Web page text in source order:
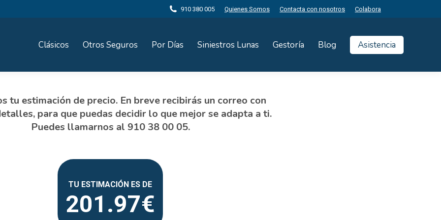
910 380 005 Quienes Somos Contacta con nosotros Colabora
Clásicos Otros Seguros Por Días Siniestros Lunas Gestoría Blog Asistencia
201.97